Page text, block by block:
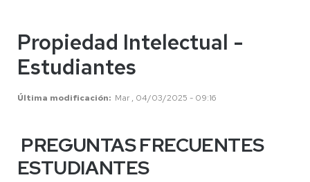
Propiedad Intelectual -
Estudiantes
Última modificación Mar , 04/03/2025 - 09:16
PREGUNTAS FRECUENTES
ESTUDIANTES